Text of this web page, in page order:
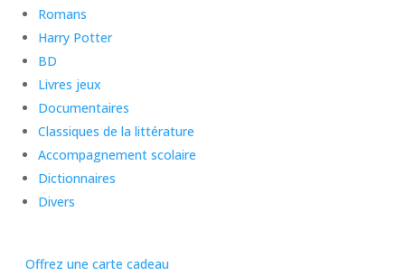
Romans
Harry Potter
BD
Livres jeux
Documentaires
Classiques de la littérature
Accompagnement scolaire
Dictionnaires
Divers
Offrez une carte cadeau